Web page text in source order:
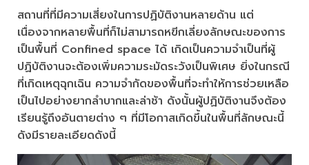
สถานที่ที่มีความเสี่ยงในการปฏิบัติงานหลายด้าน แต่
เนื่องจากหลายพื้นที่ก็ไม่สามารถหฃีกเลี่ยงลักษณะของการ
เป็นพื้นที่ Confined space ได้ เกิดเป็นความจำเป็นที่ผู้
ปฏิบัติงานจะต้องเพิ่มความระมัดระวังเป็นพิเศษ ยิ่งในกรณี
ที่เกิดเหตุฉุกเฉิน ความจำกัดของพื้นที่จะทำให้การช่วยเหลือ
เป็นไปอย่างยากลำบากและล่าช้า ดังนั้นผู้ปฏิบัติงานจึงต้อง
เรียนรู้ถึงอันตายต่าง ๆ ที่มีโอกาสเกิดขึ้นในพื้นที่ลักษณะนี้
ดังมีรายละเอียดดังนี้